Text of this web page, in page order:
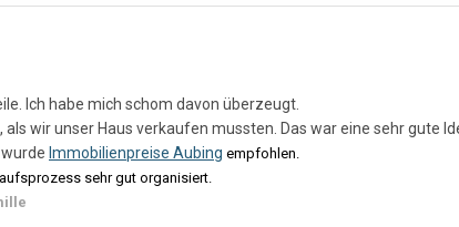
Ich habe mich schom davon überzeugt.
wir unser Haus verkaufen mussten. Das war eine sehr gute
Immobilienpreise Aubing empfohlen.
sehr gut organisiert.